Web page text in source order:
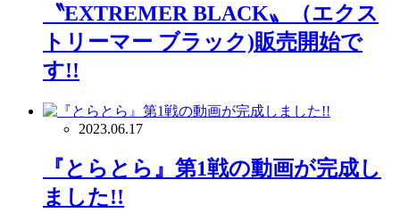
〝EXTREMER BLACK〟（エクス
トリーマー ブラック)販売開始で
す!!
2023.06.17
『とらとら』第1戦の動画が完成し
ました!!